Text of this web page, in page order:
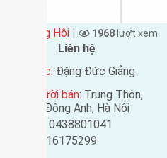
Xã Đông Hội | 1968 lượt xem
Liên hệ
Tên liên lạc: Đặng Đức Giảng
Địa chỉ người bán: Trung Thôn,
Đông Hội, Đông Anh, Hà Nội
0438801041
0916175299